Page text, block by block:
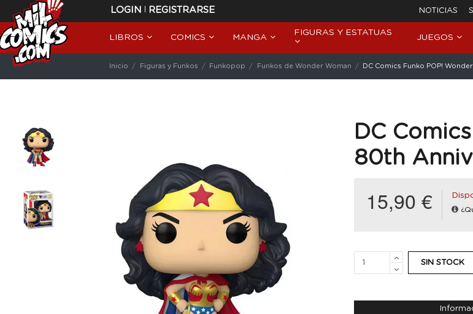
LOGIN | REGISTRARSE NOTICIAS
LIBROS COMICS MANGA
FIGURAS Y ESTATUAS
JUEGOS
Inicio Figuras y Funkos Funkopop Funkos de Wonder Woman DC Comics Funko POP!
DC
80th
15,90 €
SIN STOCK